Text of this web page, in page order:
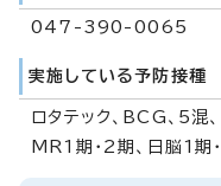
047-390-0065
実施している予防接種
ロタテック、BCG、5混
MR1期・2期、日脳1期